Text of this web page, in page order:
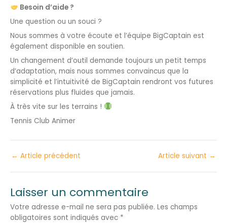
Besoin d’aide ?
Une question ou un souci ?
Nous sommes à votre écoute et l’équipe BigCaptain est
également disponible en soutien.
Un changement d’outil demande toujours un petit temps
d’adaptation, mais nous sommes convaincus que la
simplicité et l’intuitivité de BigCaptain rendront vos futures
réservations plus fluides que jamais.
À très vite sur les terrains !
Tennis Club Animer
← Article précédent Article suivant →
Laisser un commentaire
Votre adresse e-mail ne sera pas publiée. Les champs
obligatoires sont indiqués avec *